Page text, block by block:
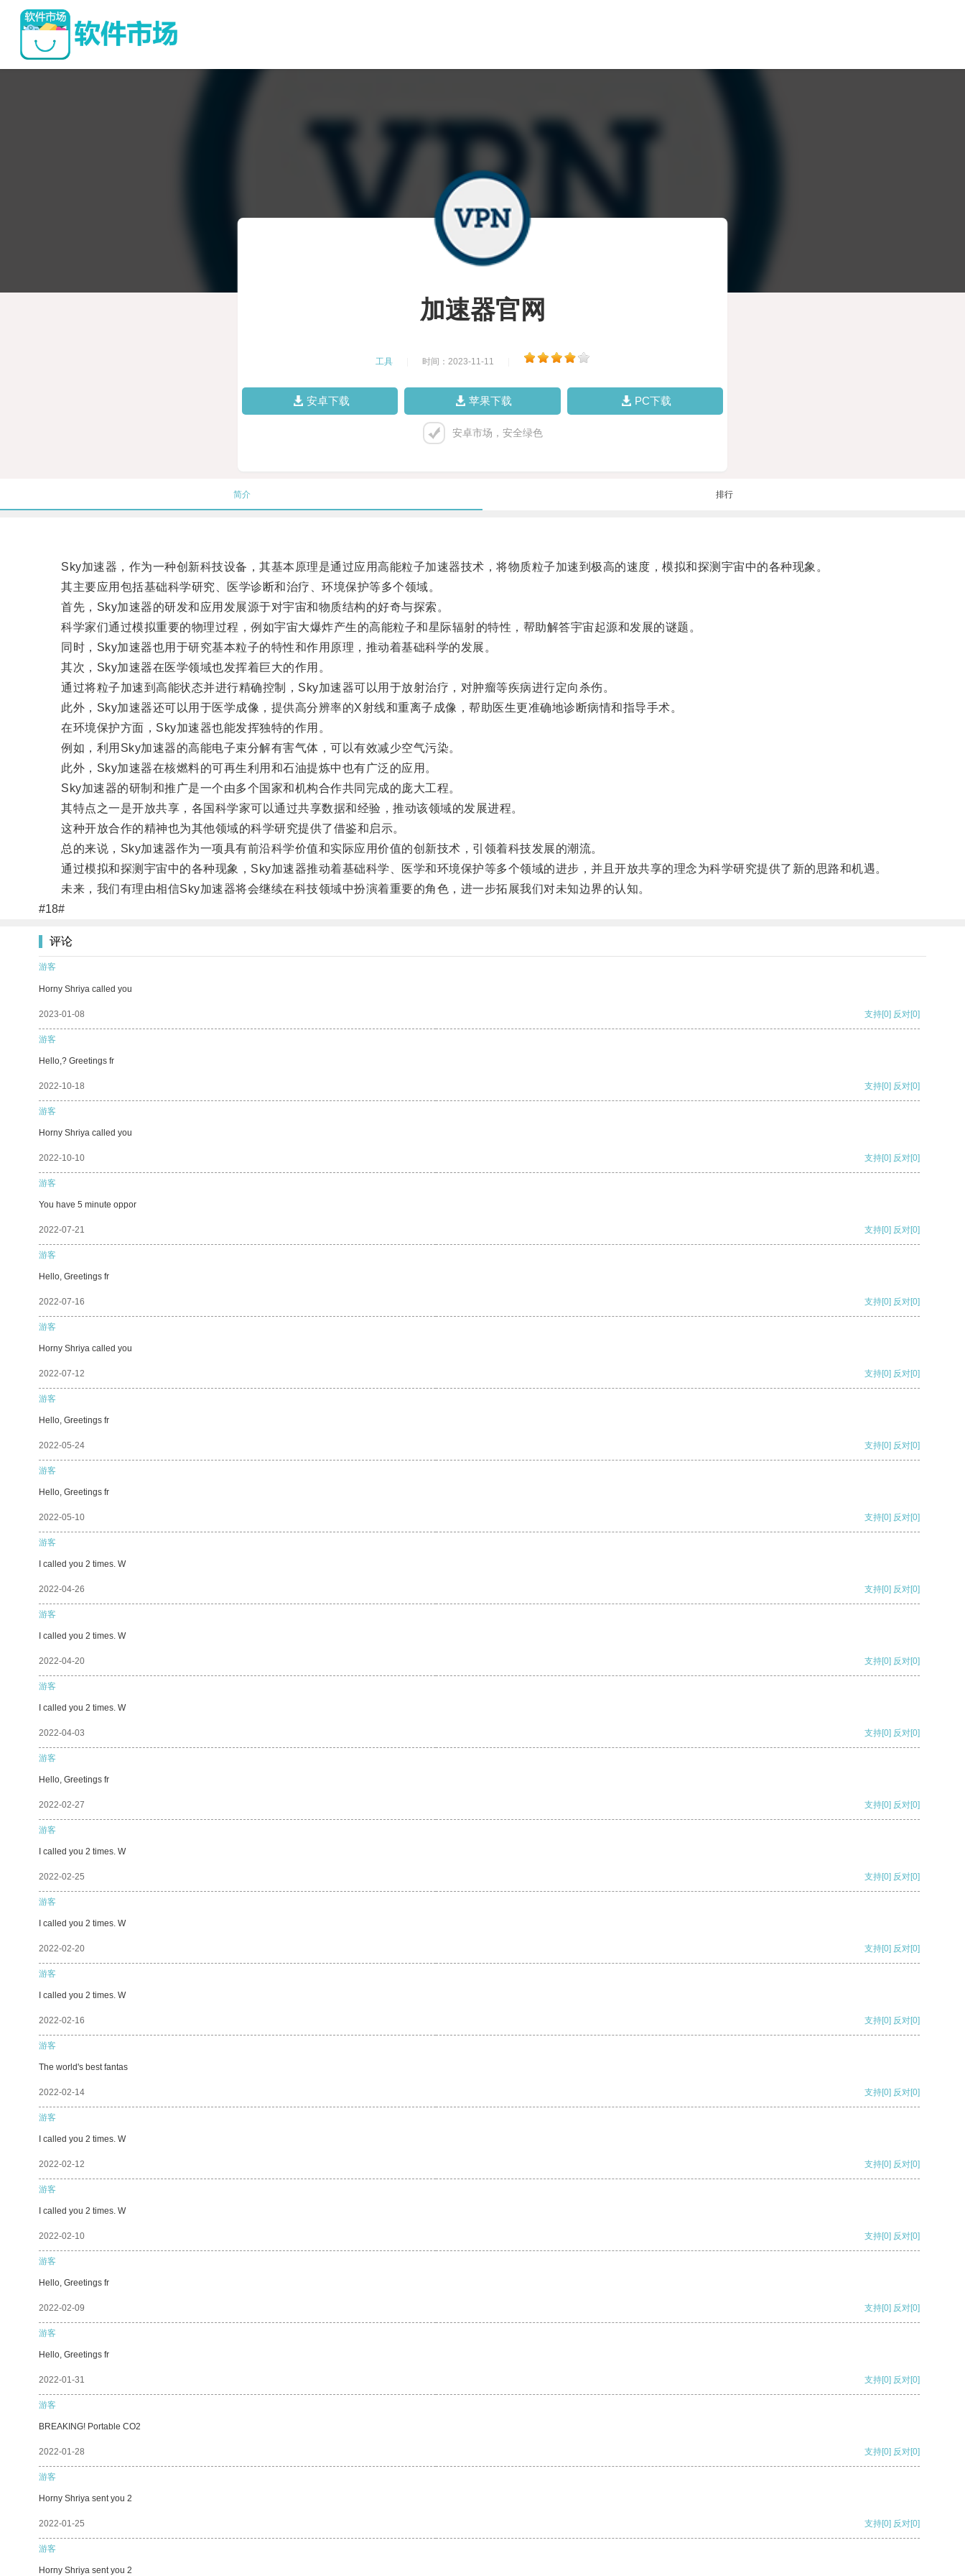
加速器官网
工具 时间：2023-11-11
安卓下载 苹果下载 PC下载
安卓市场，安全绿色
简介 排行
Sky加速器，作为一种创新科技设备，其基本原理是通过应用高能粒子加速器技术，将物质粒子加速到极高的速度，模拟和探测宇宙中的各种现象。
其主要应用包括基础科学研究、医学诊断和治疗、环境保护等多个领域。
首先，Sky加速器的研发和应用发展源于对宇宙和物质结构的好奇与探索。
科学家们通过模拟重要的物理过程，例如宇宙大爆炸产生的高能粒子和星际辐射的特性，帮助解答宇宙起源和发展的谜题。
同时，Sky加速器也用于研究基本粒子的特性和作用原理，推动着基础科学的发展。
其次，Sky加速器在医学领域也发挥着巨大的作用。
通过将粒子加速到高能状态并进行精确控制，Sky加速器可以用于放射治疗，对肿瘤等疾病进行定向杀伤。
此外，Sky加速器还可以用于医学成像，提供高分辨率的X射线和重离子成像，帮助医生更准确地诊断病情和指导手术。
在环境保护方面，Sky加速器也能发挥独特的作用。
例如，利用Sky加速器的高能电子束分解有害气体，可以有效减少空气污染。
此外，Sky加速器在核燃料的可再生利用和石油提炼中也有广泛的应用。
Sky加速器的研制和推广是一个由多个国家和机构合作共同完成的庞大工程。
其特点之一是开放共享，各国科学家可以通过共享数据和经验，推动该领域的发展进程。
这种开放合作的精神也为其他领域的科学研究提供了借鉴和启示。
总的来说，Sky加速器作为一项具有前沿科学价值和实际应用价值的创新技术，引领着科技发展的潮流。
通过模拟和探测宇宙中的各种现象，Sky加速器推动着基础科学、医学和环境保护等多个领域的进步，并且开放共享的理念为科学研究提供了新的思路和机遇。
未来，我们有理由相信Sky加速器将会继续在科技领域中扮演着重要的角色，进一步拓展我们对未知边界的认知。
#18#
评论
游客
Horny Shriya called you
2023-01-08 支持[0] 反对[0]
游客
Hello,? Greetings fr
2022-10-18 支持[0] 反对[0]
游客
Horny Shriya called you
2022-10-10 支持[0] 反对[0]
游客
You have 5 minute oppor
2022-07-21 支持[0] 反对[0]
游客
Hello, Greetings fr
2022-07-16 支持[0] 反对[0]
游客
Horny Shriya called you
2022-07-12 支持[0] 反对[0]
游客
Hello, Greetings fr
2022-05-24 支持[0] 反对[0]
游客
Hello, Greetings fr
2022-05-10 支持[0] 反对[0]
游客
I called you 2 times. W
2022-04-26 支持[0] 反对[0]
游客
I called you 2 times. W
2022-04-20 支持[0] 反对[0]
游客
I called you 2 times. W
2022-04-03 支持[0] 反对[0]
游客
Hello, Greetings fr
2022-02-27 支持[0] 反对[0]
游客
I called you 2 times. W
2022-02-25 支持[0] 反对[0]
游客
I called you 2 times. W
2022-02-20 支持[0] 反对[0]
游客
I called you 2 times. W
2022-02-16 支持[0] 反对[0]
游客
The world's best fantas
2022-02-14 支持[0] 反对[0]
游客
I called you 2 times. W
2022-02-12 支持[0] 反对[0]
游客
I called you 2 times. W
2022-02-10 支持[0] 反对[0]
游客
Hello, Greetings fr
2022-02-09 支持[0] 反对[0]
游客
Hello, Greetings fr
2022-01-31 支持[0] 反对[0]
游客
BREAKING! Portable CO2
2022-01-28 支持[0] 反对[0]
游客
Horny Shriya sent you 2
2022-01-25 支持[0] 反对[0]
游客
Horny Shriya sent you 2